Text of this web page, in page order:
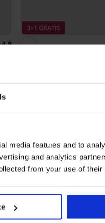
media features and to
and analytics
from your use of
4,8
3+1 GRATIS
stukken